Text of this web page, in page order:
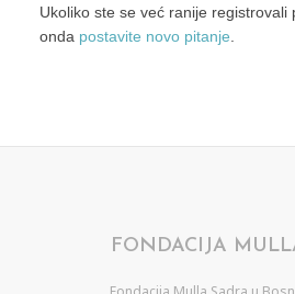
Ukoliko ste se već ranije registrovali
onda postavite novo pitanje.
FONDACIJA